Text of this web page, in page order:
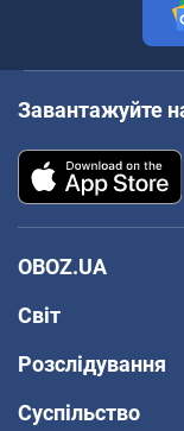
Завантажуйте
OBOZ.UA
Світ
Розслідування
Суспільство